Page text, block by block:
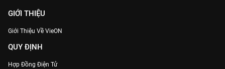
GIỚI THIỆU
Giới Thiệu Về VieON
QUY ĐỊNH
Hợp Đồng Điện Tử